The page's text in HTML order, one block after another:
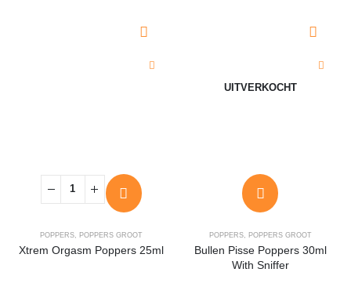
POPPERS, POPPERS GROOT
Xtrem Orgasm Poppers 25ml
UITVERKOCHT
POPPERS, POPPERS GROOT
Bullen Pisse Poppers 30ml
With Sniffer